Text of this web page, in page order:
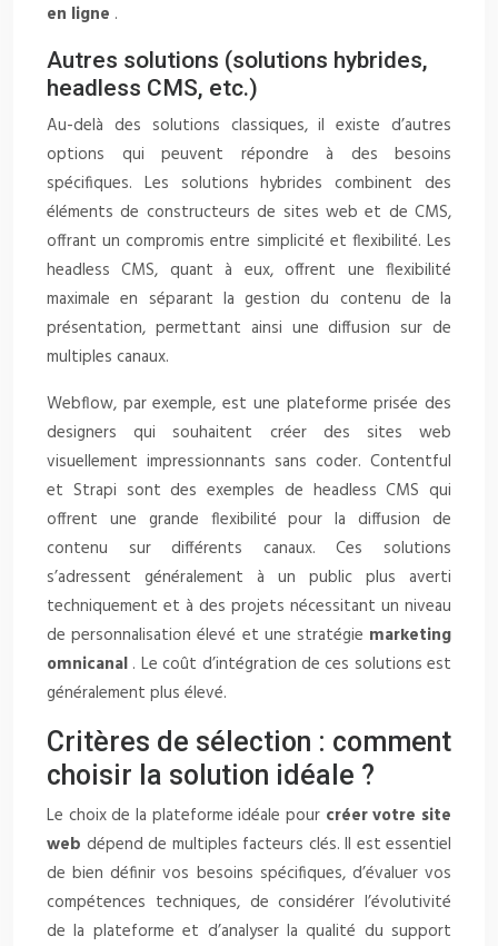
en ligne .
Autres solutions (solutions hybrides,
headless CMS, etc.)
Au-delà des solutions classiques, il existe d’autres
options qui peuvent répondre à des besoins
spécifiques. Les solutions hybrides combinent des
éléments de constructeurs de sites web et de CMS,
offrant un compromis entre simplicité et flexibilité. Les
headless CMS, quant à eux, offrent une flexibilité
maximale en séparant la gestion du contenu de la
présentation, permettant ainsi une diffusion sur de
multiples canaux.
Webflow, par exemple, est une plateforme prisée des
designers qui souhaitent créer des sites web
visuellement impressionnants sans coder. Contentful
et Strapi sont des exemples de headless CMS qui
offrent une grande flexibilité pour la diffusion de
contenu sur différents canaux. Ces solutions
s’adressent généralement à un public plus averti
techniquement et à des projets nécessitant un niveau
de personnalisation élevé et une stratégie marketing
omnicanal . Le coût d’intégration de ces solutions est
généralement plus élevé.
Critères de sélection : comment
choisir la solution idéale ?
Le choix de la plateforme idéale pour créer votre site
web dépend de multiples facteurs clés. Il est essentiel
de bien définir vos besoins spécifiques, d’évaluer vos
compétences techniques, de considérer l’évolutivité
de la plateforme et d’analyser la qualité du support